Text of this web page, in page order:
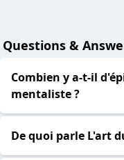
Questions &
Combien y a-t-il
mentaliste ?
De quoi parle L'art